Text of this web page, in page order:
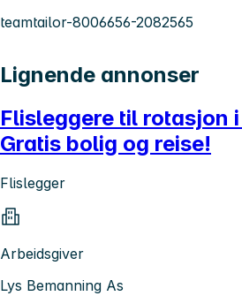
teamtailor-8006656-2082565
Lignende annonser
Flisleggere til rotasjon
Gratis bolig og reise!
Flislegger
Arbeidsgiver
Lys Bemanning As